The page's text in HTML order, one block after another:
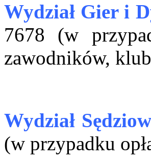
Wydział Gier i
7678 (w
zawodników,
Wydział
(w przypadku